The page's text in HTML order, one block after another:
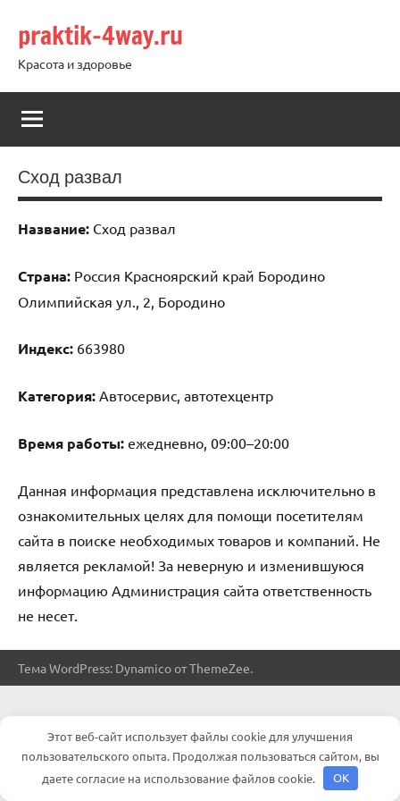
содержимому
praktik-4way.ru
Красота и здоровье
Сход развал
Название: Сход развал
Страна: Россия Красноярский край Бородино
Олимпийская ул., 2, Бородино
Индекс: 663980
Категория: Автосервис, автотехцентр
Время работы: ежедневно, 09:00–20:00
Данная информация представлена исключительно в
ознакомительных целях для помощи посетителям
сайта в поиске необходимых товаров и компаний. Не
является рекламой! За неверную и изменившуюся
информацию Администрация сайта ответственность
не несет.
Тема WordPress: Dynamico от ThemeZee.
Этот веб-сайт использует файлы cookie для улучшения
пользовательского опыта. Продолжая пользоваться сайтом, вы
даете согласие на использование файлов cookie.
OK